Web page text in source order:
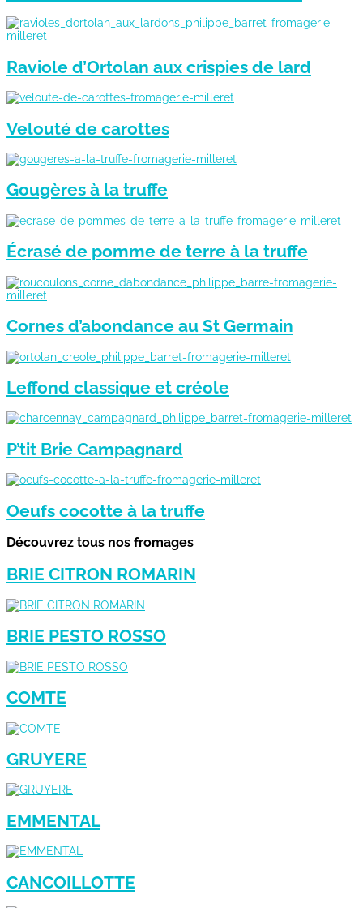
Raviole d’Ortolan aux crispies de lard
Velouté de carottes
Gougères à la truffe
Écrasé de pomme de terre à la truffe
Cornes d’abondance au St Germain
Leffond classique et créole
P’tit Brie Campagnard
Oeufs cocotte à la truffe
Découvrez tous nos fromages
BRIE CITRON ROMARIN
BRIE PESTO ROSSO
COMTE
GRUYERE
EMMENTAL
CANCOILLOTTE